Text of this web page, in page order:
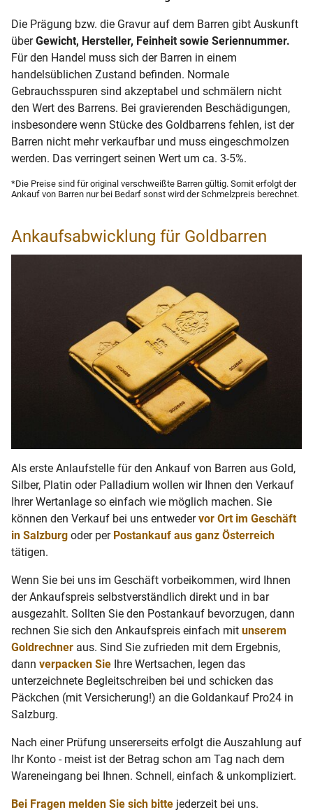
Die Prägung bzw. die Gravur auf dem Barren gibt Auskunft
überGewicht, Hersteller, Feinheit sowie Seriennummer.
Für den Handel muss sich der Barren in einem
handelsüblichen Zustand befinden. Normale
Gebrauchsspuren sind akzeptabel und schmälern nicht
den Wert des Barrens. Bei gravierenden Beschädigungen,
insbesondere wenn Stücke des Goldbarrens fehlen, ist der
Barren nicht mehr verkaufbar und muss eingeschmolzen
werden. Das verringert seinen Wert um ca. 3-5%.
*Die Preise sind für original verschweißte Barren gültig. Somit erfolgt der
Ankauf von Barren nur bei Bedarf sonst wird der Schmelzpreis berechnet.
Ankaufsabwicklung für Goldbarren
Als erste Anlaufstelle für den Ankauf von Barren aus Gold,
Silber, Platin oder Palladium wollen wir Ihnen den Verkauf
Ihrer Wertanlage so einfach wie möglich machen. Sie
können den Verkauf bei uns entwedervor Ort im Geschäft
in Salzburg oder per Postankauf aus ganz Österreich
tätigen.
Wenn Sie bei uns im Geschäft vorbeikommen, wird Ihnen
der Ankaufspreis selbstverständlich direkt und in bar
ausgezahlt. Sollten Sie den Postankauf bevorzugen, dann
rechnen Sie sich den Ankaufspreis einfach mit unserem
Goldrechner aus. Sind Sie zufrieden mit dem Ergebnis,
dann verpacken Sie Ihre Wertsachen, legen das
unterzeichnete Begleitschreiben bei und schicken das
Päckchen (mit Versicherung!) an die Goldankauf Pro24 in
Salzburg.
Nach einer Prüfung unsererseits erfolgt die Auszahlung auf
Ihr Konto - meist ist der Betrag schon am Tag nach dem
Wareneingang bei Ihnen. Schnell, einfach & unkompliziert.
Bei Fragen melden Sie sich bitte jederzeit bei uns.